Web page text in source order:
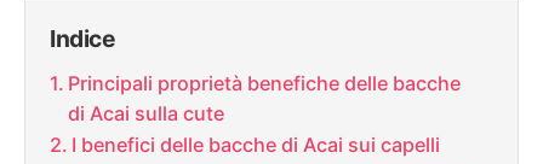
Indice
Principali proprietà benefiche delle bacche
di Acai sulla cute
I benefici delle bacche di Acai sui capelli